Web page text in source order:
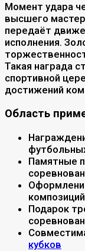
Момент удара
высшего
передаёт
исполнения.
Такая награда
спортивной
достижений
Область
Памятные
композиций
Подарок
кубков